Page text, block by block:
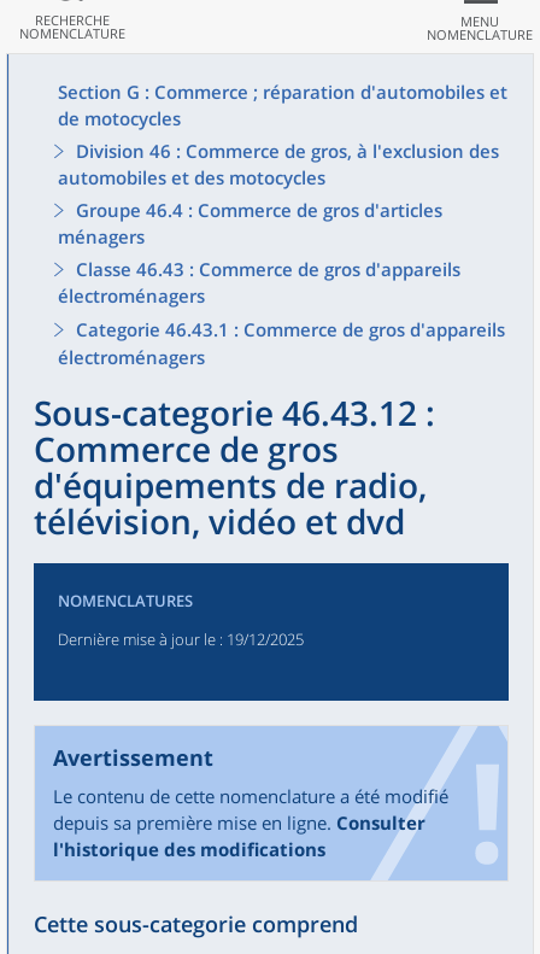
RECHERCHE
NOMENCLATURE
MENU
NOMENCLATURE
Section G : Commerce ; réparation d'automobiles et
de motocycles
Division 46 : Commerce de gros, à l'exclusion des
automobiles et des motocycles
Groupe 46.4 : Commerce de gros d'articles
ménagers
Classe 46.43 : Commerce de gros d'appareils
électroménagers
Categorie 46.43.1 : Commerce de gros d'appareils
électroménagers
Sous-categorie 46.43.12 :
Commerce de gros
d'équipements de radio,
télévision, vidéo et dvd
NOMENCLATURES
Dernière mise à jour le : 19/12/2025
Avertissement
Le contenu de cette nomenclature a été modifié
depuis sa première mise en ligne. Consulter
l'historique des modifications
Cette sous-categorie comprend